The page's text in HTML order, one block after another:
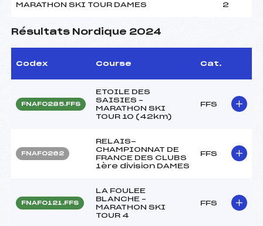
MARATHON SKI TOUR DAMES 2
Résultats Nordique 2024
Codex Course Cat.
FNAF0285.FFS
ETOILE DES
SAISIES –
MARATHON SKI
TOUR 10 (42km)
FFS
FNAF0262
RELAIS-
CHAMPIONNAT DE
FRANCE DES CLUBS
1ère division DAMES
FFS
FNAF0121.FFS
LA FOULEE
BLANCHE –
MARATHON SKI
TOUR 4
FFS